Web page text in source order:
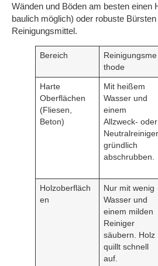
Wänden und Böden am besten einen
baulich möglich) oder robuste
Reinigungsmittel.
Bereich
Reinigungsme
thode
Harte
Oberflächen
(Fliesen,
Beton)
Mit heißem
Wasser und
einem
Allzweck- oder
Neutralreiniger
gründlich
abschrubben.
Holzoberfläch
en
Nur mit wenig
Wasser und
einem milden
Reiniger
säubern. Holz
quillt schnell
auf.